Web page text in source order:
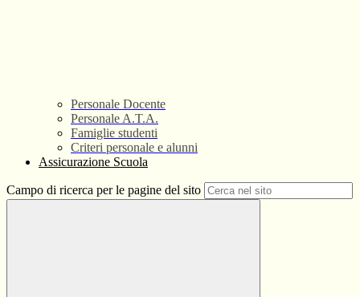
Personale Docente
Personale A.T.A.
Famiglie studenti
Criteri personale e alunni
Assicurazione Scuola
Campo di ricerca per le pagine del sito